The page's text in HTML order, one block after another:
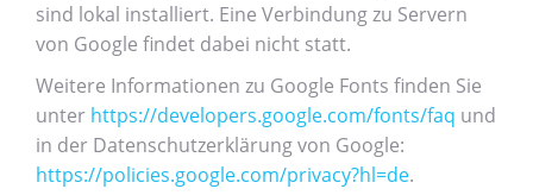
sind lokal installiert. Eine Verbindung zu Servern
von Google findet dabei nicht statt.
Weitere Informationen zu Google Fonts finden Sie
unter https://developers.google.com/fonts/faq und
in der Datenschutzerklärung von Google:
https://policies.google.com/privacy?hl=de.